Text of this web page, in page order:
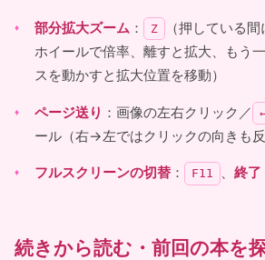
部分拡大ズーム ： Z
（押している
ホイールで倍率、離すと拡大、もう
スを動かすと拡大位置を移動）
ページ送り ：画像の左右クリック／
ール（右→左ではクリックの向きも反
フルスクリーンの切替 ： F11 、終了
続きから読む・前回の本を